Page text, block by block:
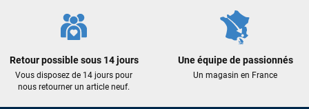
Retour possible sous 14 jours
Vous disposez de 14 jours pour
nous retourner un article neuf.
Une équipe de passionnés
Un magasin en France
sur le matériel à choisir, et m’a même offert du matériel en
plus. Niveau réactivité, c’est au top : la commande est partie
le lendemain, et j’ai bien reçu tout le matériel dans un colis
propre et soigné. Plus qu’à tester ça sur l’eau ! Je
recommande vivement ce magasin pour son
professionnalisme et sa réactivité.